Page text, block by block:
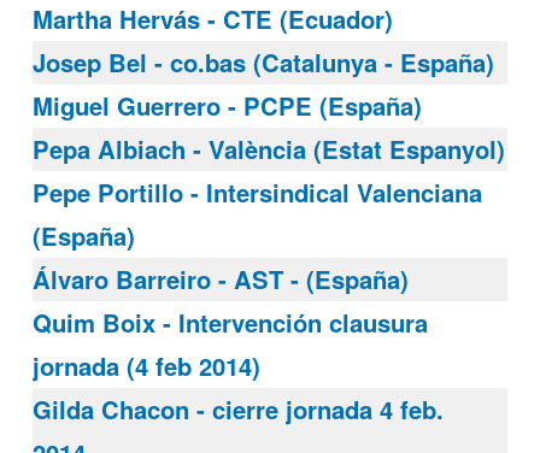
Martha Hervás - CTE (Ecuador)
Josep Bel - co.bas (Catalunya - España)
Miguel Guerrero - PCPE (España)
Pepa Albiach - València (Estat Espanyol)
Pepe Portillo - Intersindical Valenciana
(España)
Álvaro Barreiro - AST - (España)
Quim Boix - Intervención clausura
jornada (4 feb 2014)
Gilda Chacon - cierre jornada 4 feb.